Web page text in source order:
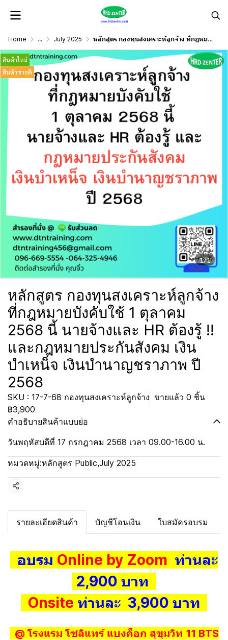
Home ... July 2025 หลักสูตร กองทุนสงเคราะห์ลูกจ้าง ที่กฎหมายบังคับใช้ 1 ตุลาคม 2568 นี้ นายจ้างและ HR ต้องรู้ !!และกฎหมายประกันสังคม เงินบำเหน็จ เงินบำนาญชราภาพ ปี 2568
1/1
สินค้าใหม่
สินค้าขายดี
หลักสูตร กองทุนสงเคราะห์ลูกจ้าง
ที่กฎหมายบังคับใช้ 1 ตุลาคม
2568 นี้ นายจ้างและ HR ต้องรู้ !!
และกฎหมายประกันสังคม เงิน
บำเหน็จ เงินบำนาญชราภาพ ปี
2568
SKU : 17-7-68 กองทุนสงเคราะห์ลูกจ้าง ขายแล้ว 0 ชิ้น
฿3,900
คำอธิบายสินค้าแบบย่อ
วันพฤหัสบดีที่ 17 กรกฎาคม 2568 เวลา 09.00-16.00 น.
หมวดหมู่:หลักสูตร Public,July 2025
แชร์
รายละเอียดสินค้า บัญชีโอนเงิน ใบสมัครอบรม
อบรม Online by Zoom ท่านละ
2,900 บาท
Onsite ท่านละ 3,900 บาท
@ โรงแรม โซลิแทร์ แบงค็อก สุขุมวิท 11 BTS